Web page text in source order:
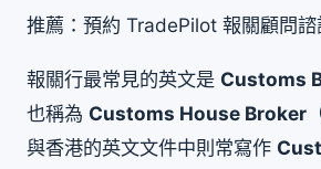
推薦：預約 TradePilot 報關顧問諮
報關行最常見的英文是 Customs
也稱為 Customs House Broker（
與香港的英文文件中則常寫作